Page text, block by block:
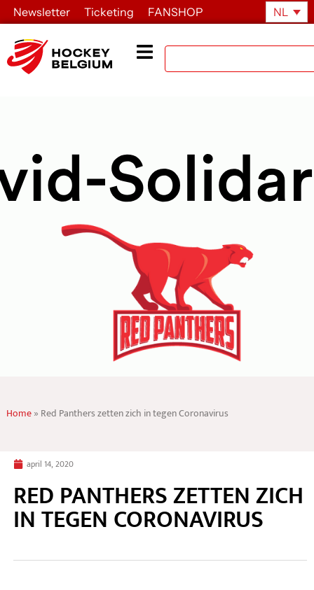
Newsletter Ticketing FANSHOP NL
Home» Red Panthers zetten zich in tegen Coronavirus
april 14, 2020
RED PANTHERS ZETTEN ZICH
IN TEGEN CORONAVIRUS